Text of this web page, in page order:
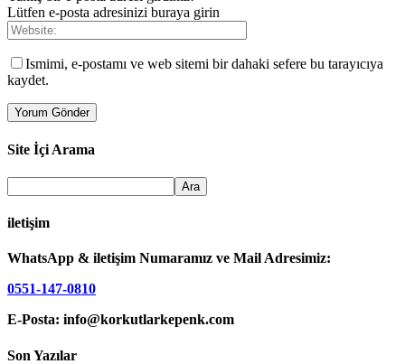
Lütfen e-posta adresinizi buraya girin
Ismimi, e-postamı ve web sitemi bir dahaki sefere bu tarayıcıya
kaydet.
Site İçi Arama
iletişim
WhatsApp & iletişim Numaramız ve Mail Adresimiz:
0551-147-0810
E-Posta: info@korkutlarkepenk.com
Son Yazılar